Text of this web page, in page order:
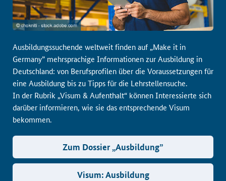
Ausbildungssuchende weltweit finden auf „Make it in
Germany” mehrsprachige Informationen zur Ausbildung in
Deutschland: von Berufsprofilen über die Voraussetzungen für
eine Ausbildung bis zu Tipps für die Lehrstellensuche.
In der Rubrik „Visum & Aufenthalt“ können Interessierte sich
darüber informieren, wie sie das entsprechende Visum
bekommen.
Zum Dossier „Ausbildung”
Visum: Ausbildung